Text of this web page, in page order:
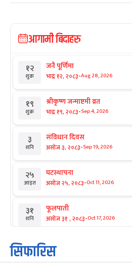
आगामी बिदाहरु
१२
शुक्र
जनै पूर्णिमा
भाद्र १२, २०८३-Aug 28, 2026
१९
शुक्र
श्रीकृष्ण जन्माष्टमी व्रत
भाद्र १९, २०८३-Sep 4, 2026
३
शनि
संविधान दिवस
असोज ३, २०८३-Sep 19, 2026
२५
आइत
घटस्थापना
असोज २५, २०८३-Oct 11, 2026
३१
शनि
फूलपाती
असोज ३१ , २०८३-Oct 17, 2026
१
आइत
कार्तिक सङ्क्रान्ति
कार्तिक १, २०८३
सिफारिस